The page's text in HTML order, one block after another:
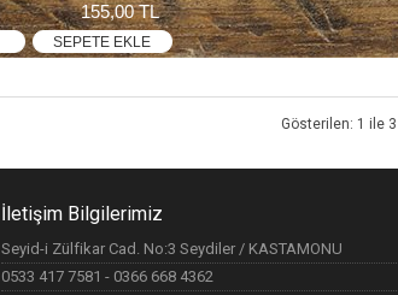
155,00 TL
SEPETE EKLE
Gösterilen: 1 ile
İletişim Bilgilerimiz
Seyid-i Zülfikar Cad. No:3 Seydiler / KASTAMONU
0533 417 7581 - 0366 668 4362